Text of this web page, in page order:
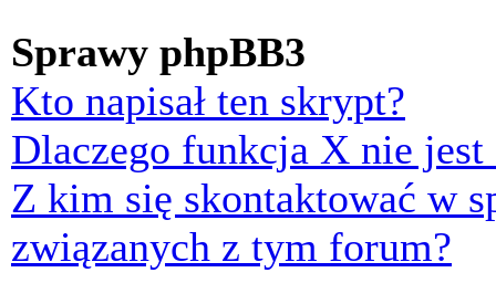
Sprawy phpBB3
Kto napisał ten skrypt?
Dlaczego funkcja X nie jest
Z kim się skontaktować w
związanych z tym forum?